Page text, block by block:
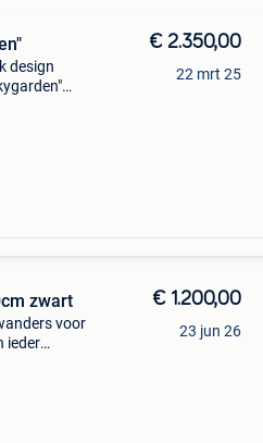
design
€ 2.350,00
22 mrt 25
zwart
voor
ieder
€ 1.200,00
23 jun 26